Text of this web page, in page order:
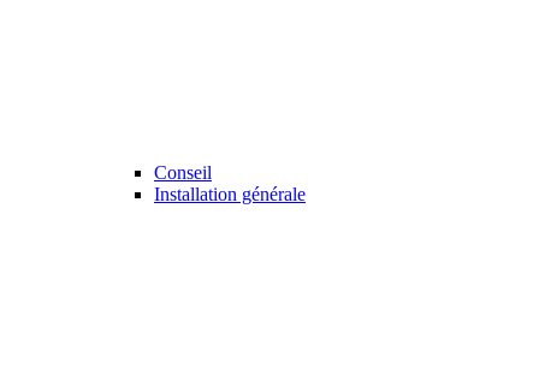
Conseil
Installation générale